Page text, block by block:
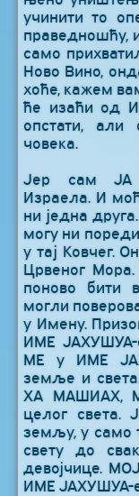
учинити то
праведношћу,
само
Ново Вино,
хоће, кажем
ће изаћи од
опстати,
човека.
Јер сам ЈА
Израела. И
ни једна
могу ни
у тај Ковчег.
Црвеног Мора.
поново бити
могли
у Имену.
ИМЕ ЈАХУШУА-
МЕ у ИМЕ
земље и
ХА МАШИАХ,
целог света.
земљу, у само
свету до
девојчице.
ИМЕ ЈАХУШУА-